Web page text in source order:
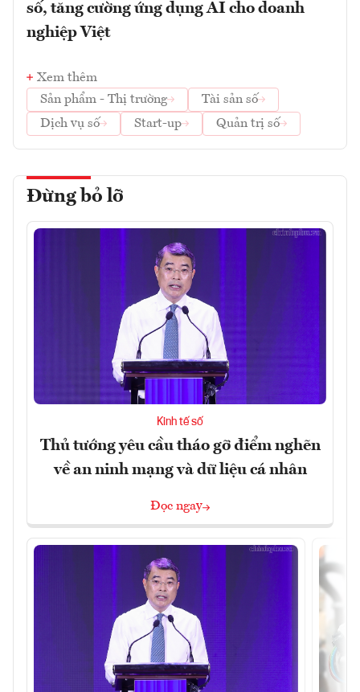
số, tăng cường ứng dụng AI cho doanh
nghiệp Việt
Xem thêm
Sản phẩm - Thị trường
Tài sản số
Dịch vụ số
Start-up Quản trị số
Đừng bỏ lỡ
Kinh tế số
Thủ tướng yêu cầu tháo gỡ điểm nghẽn
về an ninh mạng và dữ liệu cá nhân
Đọc ngay